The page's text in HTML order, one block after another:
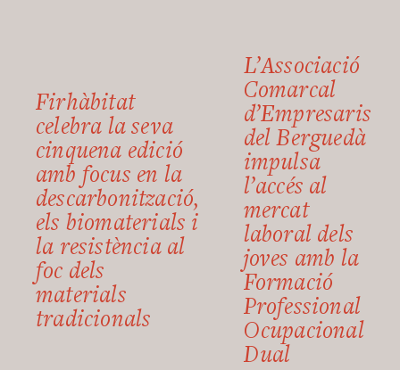
Firhàbitat
celebra la seva
cinquena edició
amb focus en la
descarbonització,
els biomaterials i
la resistència al
foc dels
materials
tradicionals
L’Associació
Comarcal
d’Empresaris
del Berguedà
impulsa
l’accés al
mercat
laboral dels
joves amb la
Formació
Professional
Ocupacional
Dual